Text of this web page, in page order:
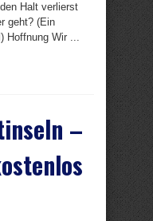
Halt verlierst
geht? (Ein
Hoffnung Wir ...
–